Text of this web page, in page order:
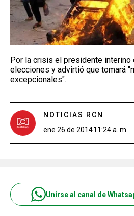
Por la crisis el presidente interino
elecciones y advirtió que tomará
excepcionales".
NOTICIAS RCN
ene 26 de 201411:24 a. m.
Unirse al canal de